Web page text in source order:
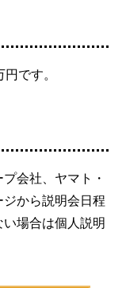
です。
会社、ヤマト・
から説明会日程
場合は個人説明